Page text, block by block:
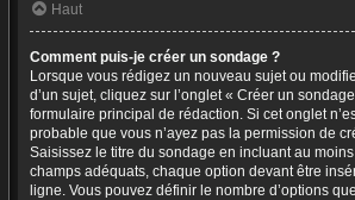
Haut
Comment puis-je créer un sondage ?
Lorsque vous rédigez un nouveau sujet ou
d’un sujet, cliquez sur l’onglet « Créer un
formulaire principal de rédaction. Si cet onglet
probable que vous n’ayez pas la permission de
Saisissez le titre du sondage en incluant au
champs adéquats, chaque option devant être
ligne. Vous pouvez définir le nombre d’options